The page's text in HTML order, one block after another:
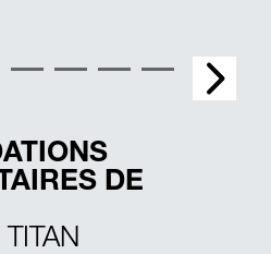
DE